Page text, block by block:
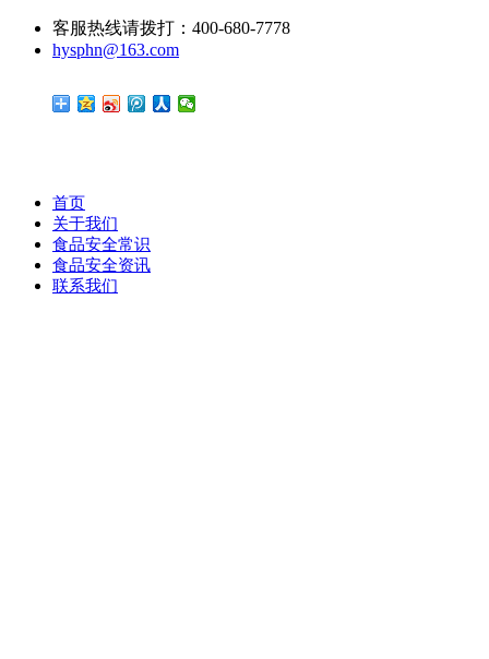
客服热线请拨打：400-680-7778
hysphn@163.com
首页
关于我们
食品安全常识
食品安全资讯
联系我们